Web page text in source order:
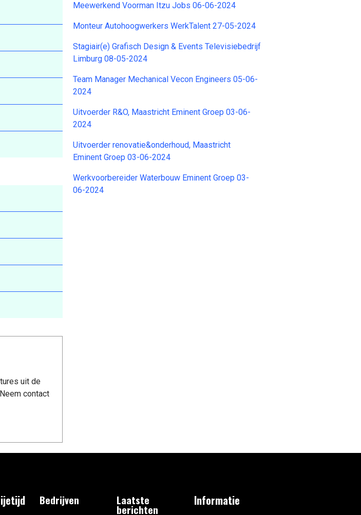
uit de
contact
Meewerkend Voorman Itzu Jobs 06-06-2024
Monteur Autohoogwerkers WerkTalent 27-05-2024
Stagiair(e) Grafisch Design & Events Televisiebedrijf
Limburg 08-05-2024
Team Manager Mechanical Vecon Engineers 05-06-
2024
Uitvoerder R&O, Maastricht Eminent Groep 03-06-
2024
Uitvoerder renovatie&onderhoud, Maastricht
Eminent Groep 03-06-2024
Werkvoorbereider Waterbouw Eminent Groep 03-
06-2024
Bedrijven Laatste
berichten
Informatie